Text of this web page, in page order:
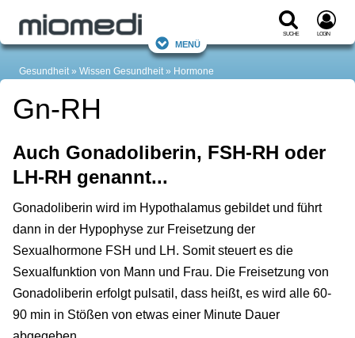
Suche Login
Menü
Gesundheit Wissen Gesundheit Hormone
Gn-RH
Auch Gonadoliberin, FSH-RH oder
LH-RH genannt...
Gonadoliberin wird im Hypothalamus gebildet und führt
dann in der Hypophyse zur Freisetzung der
Sexualhormone FSH und LH. Somit steuert es die
Sexualfunktion von Mann und Frau. Die Freisetzung von
Gonadoliberin erfolgt pulsatil, dass heißt, es wird alle 60-
90 min in Stößen von etwas einer Minute Dauer